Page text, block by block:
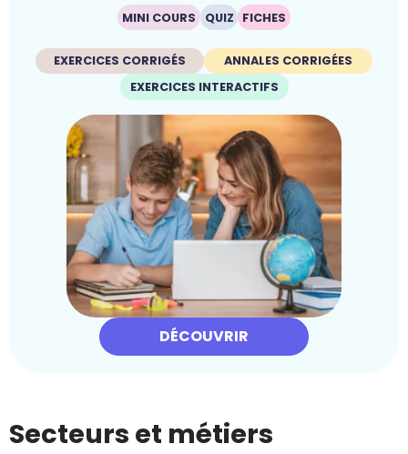
MINI COURS QUIZ FICHES
EXERCICES CORRIGÉS
ANNALES CORRIGÉES
EXERCICES INTERACTIFS
DÉCOUVRIR
Secteurs et métiers